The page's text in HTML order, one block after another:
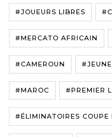
#JOUEURS LIBRES
#MERCATO AFRICAIN
#CAMEROUN
#MAROC #PREMIER
#ÉLIMINATOIRES COUPE